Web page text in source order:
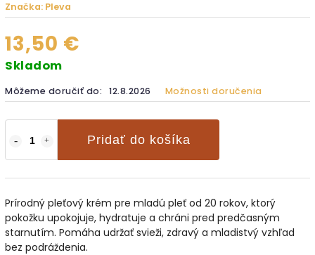
Značka: Pleva
13,50 €
Skladom
Môžeme doručiť do: 12.8.2026 Možnosti doručenia
Pridať do košíka
Prírodný pleťový krém pre mladú pleť od 20 rokov, ktorý
pokožku upokojuje, hydratuje a chráni pred predčasným
starnutím. Pomáha udržať svieži, zdravý a mladistvý vzhľad
bez podráždenia.